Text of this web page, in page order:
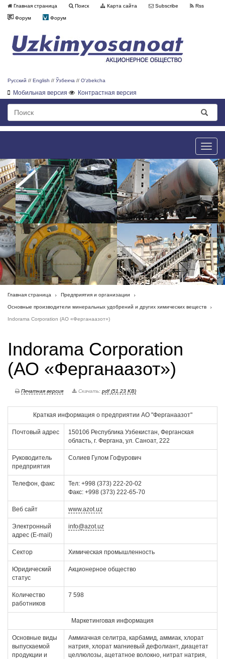
Главная страница Поиск Карта сайта Subscribe Rss
Форум Форум
Русский // English // Ўзбекча // O'zbekcha
Мобильная версия Контрастная версия
Toggle
Главная страница Предприятия и организации
Основные производители минеральных удобрений и других химических веществ
Indorama Corporation (АО «Ферганаазот»)
Indorama Corporation
(АО «Ферганаазот»)
Печатная версия Скачать: pdf (51.23 KB)
Краткая информация о предприятии АО "Ферганаазот"
Почтовый адрес
150106 Республика Узбекистан, Ферганская
область, г. Фергана, ул. Саноат, 222
Руководитель
предприятия
Солиев Гулом Гофурович
Телефон, факс
Тел: +998 (373) 222-20-02
Факс: +998 (373) 222-65-70
Веб сайт www.azot.uz
Электронный
адрес (E-mail)
info@azot.uz
Сектор Химическая промышленность
Юридический
статус
Акционерное общество
Количество
работников
7 598
Маркетинговая информация
Основные виды
выпускаемой
продукции и
Аммиачная селитра, карбамид, аммиак, хлорат
натрия, хлорат магниевый дефолиант, диацетат
целлюлозы, ацетатное волокно, нитрат натрия,